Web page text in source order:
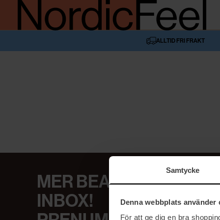
Samtycke
Denna webbplats använder
För att ge dig en bra
ALLTID FRI FRAKT
MER BEAUTY I DIN
INBOX!